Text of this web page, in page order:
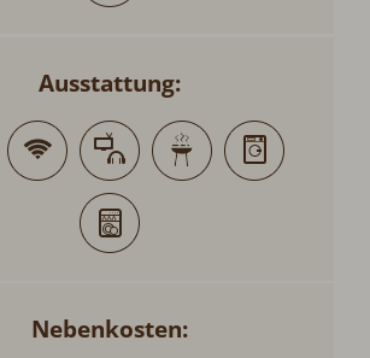
Ausstattung:
Nebenkosten